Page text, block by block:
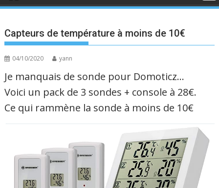
Capteurs de température à moins de 10€
04/10/2020 yann
Je manquais de sonde pour Domoticz…
Voici un pack de 3 sondes + console à 28€.
Ce qui rammène la sonde à moins de 10€